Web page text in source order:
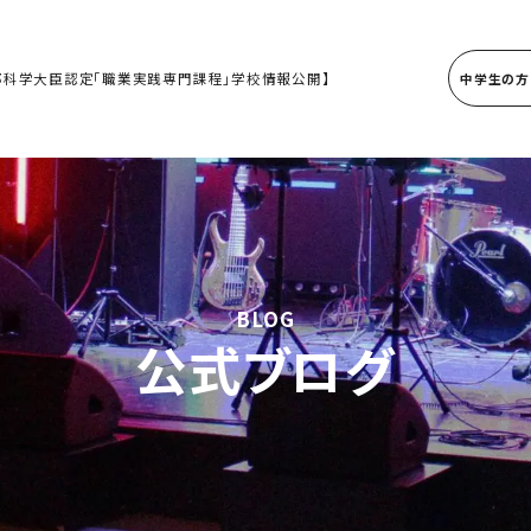
科学大臣認定「職業実践専門課程」学校情報公開】 中学生の方
BLOG
公式ブログ